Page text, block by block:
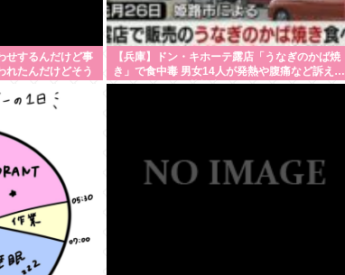
せするんだけど事
れたんだけどそう
【兵庫】ドン・キホーテ露店「うなぎのかば焼
き」で食中毒 男女14人が発熱や腹痛など訴え…
サルモネラ属の菌検出